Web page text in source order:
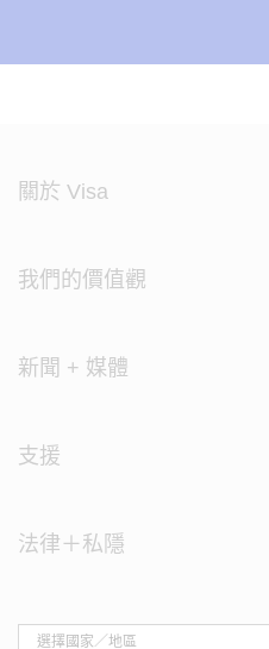
關於 Visa
我們的價值觀
新聞 + 媒體
支援
法律＋私隱
選擇國家／地區